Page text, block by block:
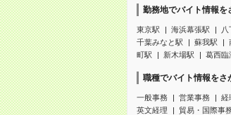
勤務地でバイト情報を
東京駅 海浜幕張駅
千葉みなと駅
蘇我駅
町駅
新木場駅 葛西臨
職種でバイト情報をさ
一般事務 営業事務
経
英文経理
貿易・国際事